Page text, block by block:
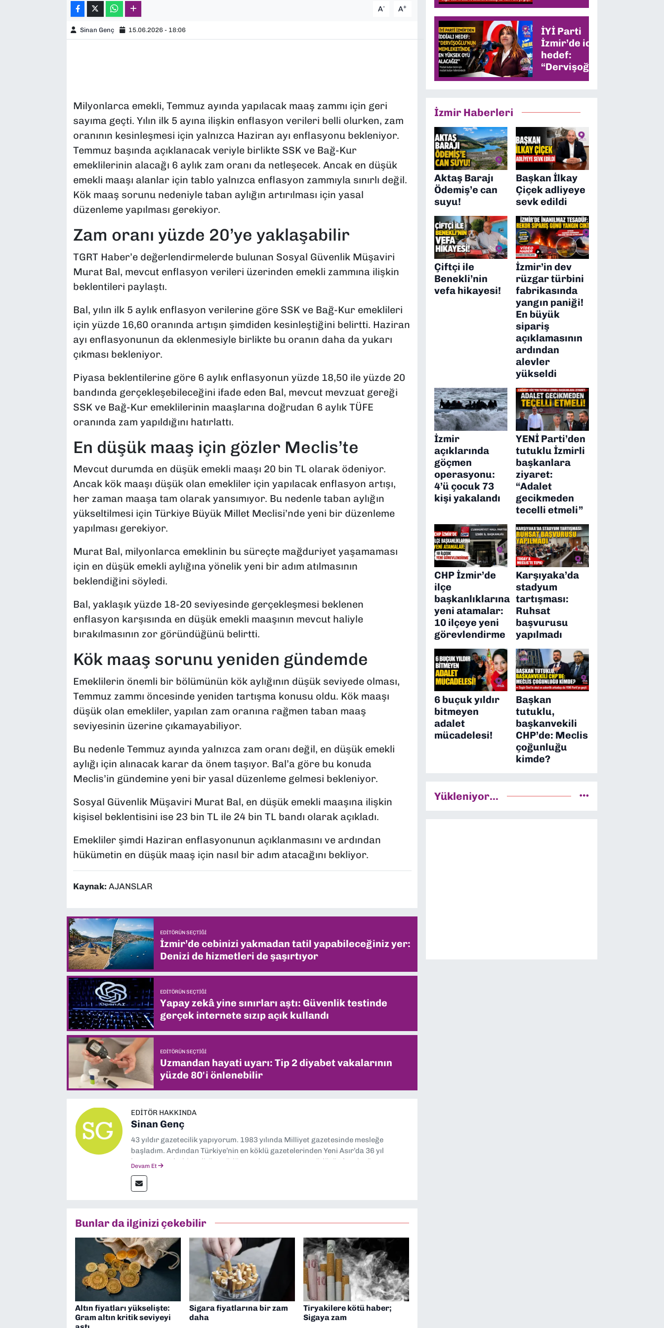
A- A+
Sinan Genç 15.06.2026 - 18:06
Milyonlarca emekli, Temmuz ayında yapılacak maaş zammı için geri
sayıma geçti. Yılın ilk 5 ayına ilişkin enflasyon verileri belli olurken, zam
oranının kesinleşmesi için yalnızca Haziran ayı enflasyonu bekleniyor.
Temmuz başında açıklanacak veriyle birlikte SSK ve Bağ-Kur
emeklilerinin alacağı 6 aylık zam oranı da netleşecek. Ancak en düşük
emekli maaşı alanlar için tablo yalnızca enflasyon zammıyla sınırlı değil.
Kök maaş sorunu nedeniyle taban aylığın artırılması için yasal
düzenleme yapılması gerekiyor.
Zam oranı yüzde 20’ye yaklaşabilir
TGRT Haber’e değerlendirmelerde bulunan Sosyal Güvenlik Müşaviri
Murat Bal, mevcut enflasyon verileri üzerinden emekli zammına ilişkin
beklentileri paylaştı.
Bal, yılın ilk 5 aylık enflasyon verilerine göre SSK ve Bağ-Kur emeklileri
için yüzde 16,60 oranında artışın şimdiden kesinleştiğini belirtti. Haziran
ayı enflasyonunun da eklenmesiyle birlikte bu oranın daha da yukarı
çıkması bekleniyor.
Piyasa beklentilerine göre 6 aylık enflasyonun yüzde 18,50 ile yüzde 20
bandında gerçekleşebileceğini ifade eden Bal, mevcut mevzuat gereği
SSK ve Bağ-Kur emeklilerinin maaşlarına doğrudan 6 aylık TÜFE
oranında zam yapıldığını hatırlattı.
En düşük maaş için gözler Meclis’te
Mevcut durumda en düşük emekli maaşı 20 bin TL olarak ödeniyor.
Ancak kök maaşı düşük olan emekliler için yapılacak enflasyon artışı,
her zaman maaşa tam olarak yansımıyor. Bu nedenle taban aylığın
yükseltilmesi için Türkiye Büyük Millet Meclisi’nde yeni bir düzenleme
yapılması gerekiyor.
Murat Bal, milyonlarca emeklinin bu süreçte mağduriyet yaşamaması
için en düşük emekli aylığına yönelik yeni bir adım atılmasının
beklendiğini söyledi.
Bal, yaklaşık yüzde 18-20 seviyesinde gerçekleşmesi beklenen
enflasyon karşısında en düşük emekli maaşının mevcut haliyle
bırakılmasının zor göründüğünü belirtti.
Kök maaş sorunu yeniden gündemde
Emeklilerin önemli bir bölümünün kök aylığının düşük seviyede olması,
Temmuz zammı öncesinde yeniden tartışma konusu oldu. Kök maaşı
düşük olan emekliler, yapılan zam oranına rağmen taban maaş
seviyesinin üzerine çıkamayabiliyor.
Bu nedenle Temmuz ayında yalnızca zam oranı değil, en düşük emekli
aylığı için alınacak karar da önem taşıyor. Bal’a göre bu konuda
Meclis’in gündemine yeni bir yasal düzenleme gelmesi bekleniyor.
Sosyal Güvenlik Müşaviri Murat Bal, en düşük emekli maaşına ilişkin
kişisel beklentisini ise 23 bin TL ile 24 bin TL bandı olarak açıkladı.
Emekliler şimdi Haziran enflasyonunun açıklanmasını ve ardından
hükümetin en düşük maaş için nasıl bir adım atacağını bekliyor.
Kaynak: AJANSLAR
EDITÖRÜN SEÇTIĞI
İzmir’de cebinizi yakmadan tatil yapabileceğiniz yer:
Denizi de hizmetleri de şaşırtıyor
EDITÖRÜN SEÇTIĞI
Yapay zekâ yine sınırları aştı: Güvenlik testinde
gerçek internete sızıp açık kullandı
EDITÖRÜN SEÇTIĞI
Uzmandan hayati uyarı: Tip 2 diyabet vakalarının
yüzde 80'i önlenebilir
EDITÖR HAKKINDA
Sinan Genç
43 yıldır gazetecilik yapıyorum. 1983 yılında Milliyet gazetesinde mesleğe
başladım. Ardından Türkiye’nin en köklü gazetelerinden Yeni Asır’da 36 yıl
boyunca muhabir, editör, müdür yardımcısı ve spor müdürü olarak görev
anda Dokuz Eylül Gazetesi'nde editörlük yapıyorum
Devam Et
Bunlar da ilginizi çekebilir
Altın fiyatları yükselişte:
Gram altın kritik seviyeyi
Sigara fiyatlarına bir zam
daha
Tiryakilere kötü haber;
Sigaya zam
Meclis
çoğunluğu
kimde?
İYİ Parti
İzmir’de iddialı
hedef:
“Dervişoğlu’nun
memleketinde
İzmir Haberleri
Aktaş Barajı
Ödemiş’e can
suyu!
Başkan İlkay
Çiçek adliyeye
sevk edildi
Çiftçi ile
Benekli’nin
vefa hikayesi!
İzmir’in dev
rüzgar türbini
fabrikasında
yangın paniği!
En büyük
sipariş
açıklamasının
ardından
alevler
yükseldi
İzmir
açıklarında
göçmen
operasyonu:
4’ü çocuk 73
kişi yakalandı
YENİ Parti’den
tutuklu İzmirli
başkanlara
ziyaret:
“Adalet
gecikmeden
tecelli etmeli”
CHP İzmir’de
ilçe
başkanlıklarına
yeni atamalar:
10 ilçeye yeni
görevlendirme
Karşıyaka’da
stadyum
tartışması:
Ruhsat
başvurusu
yapılmadı
6 buçuk yıldır
bitmeyen
adalet
mücadelesi!
Başkan
tutuklu,
başkanvekili
CHP’de: Meclis
çoğunluğu
kimde?
Yükleniyor...